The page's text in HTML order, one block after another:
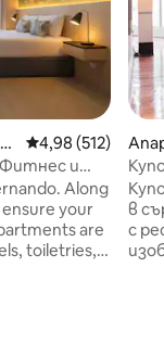
Средна оценка:
4,98 (512)
и
Айрес,
Along
your
toiletries,
рес
в
с